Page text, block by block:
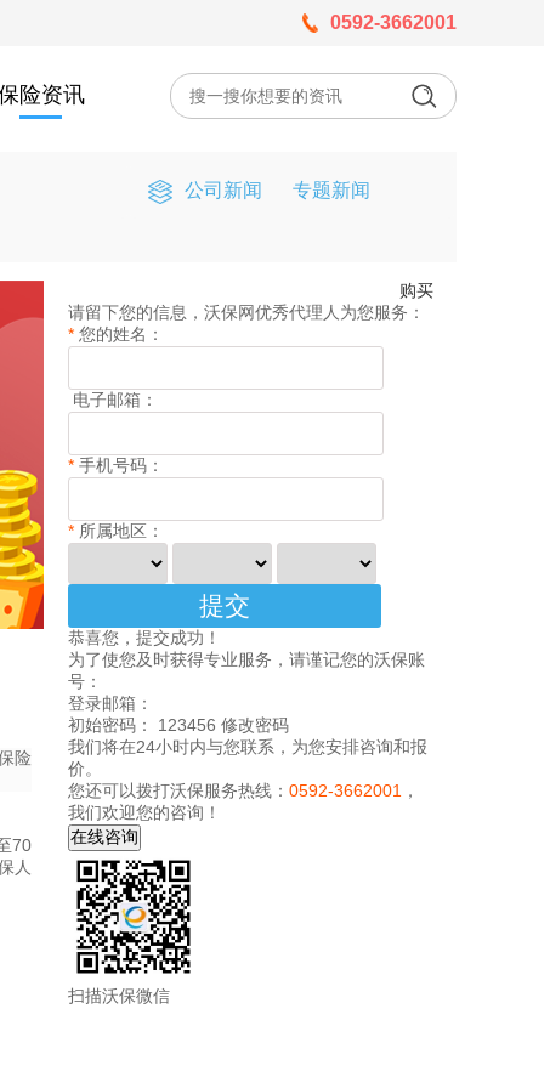
0592-3662001
险资讯
公司新闻 专题新闻
险
70
人
购买
请留下您的信息，沃保网优秀代理人为您服务：
*您的姓名：
电子邮箱：
*手机号码：
*所属地区：
恭喜您，提交成功！
为了使您及时获得专业服务，请谨记您的沃保账
号：
登录邮箱：
初始密码： 123456 修改密码
我们将在24小时内与您联系，为您安排咨询和报
价。
您还可以拨打沃保服务热线： 0592-3662001 ，
我们欢迎您的咨询！
扫描沃保微信